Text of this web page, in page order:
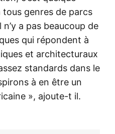
genres de parcs
a pas beaucoup de
qui répondent à
et architecturaux
standards dans le
à en être un
», ajoute-t il.